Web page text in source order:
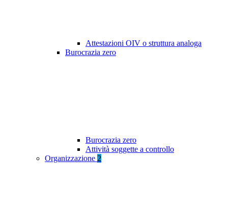
Attestazioni OIV o struttura analoga
Burocrazia zero
Burocrazia zero
Attività soggette a controllo
Organizzazione 2